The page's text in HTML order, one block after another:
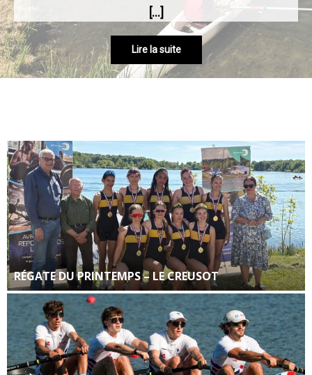
[…]
Lire la suite
RÉGATE DU PRINTEMPS – LE CREUSOT